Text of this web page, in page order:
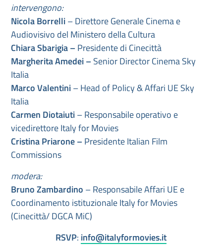
intervengono:
Nicola Borrelli– Direttore Generale Cinema e
Audiovisivo del Ministero della Cultura
Chiara Sbarigia – Presidente di Cinecittà
Margherita Amedei – Senior Director Cinema Sky
Italia
Marco Valentini– Head of Policy & Affari UE Sky
Italia
Carmen Diotaiuti– Responsabile operativo e
vicedirettore Italy for Movies
Cristina Priarone – Presidente Italian Film
Commissions
modera:
Bruno Zambardino – Responsabile Affari UE e
Coordinamento istituzionale Italy for Movies
(Cinecittà/ DGCA MiC)
RSVP: info@italyformovies.it